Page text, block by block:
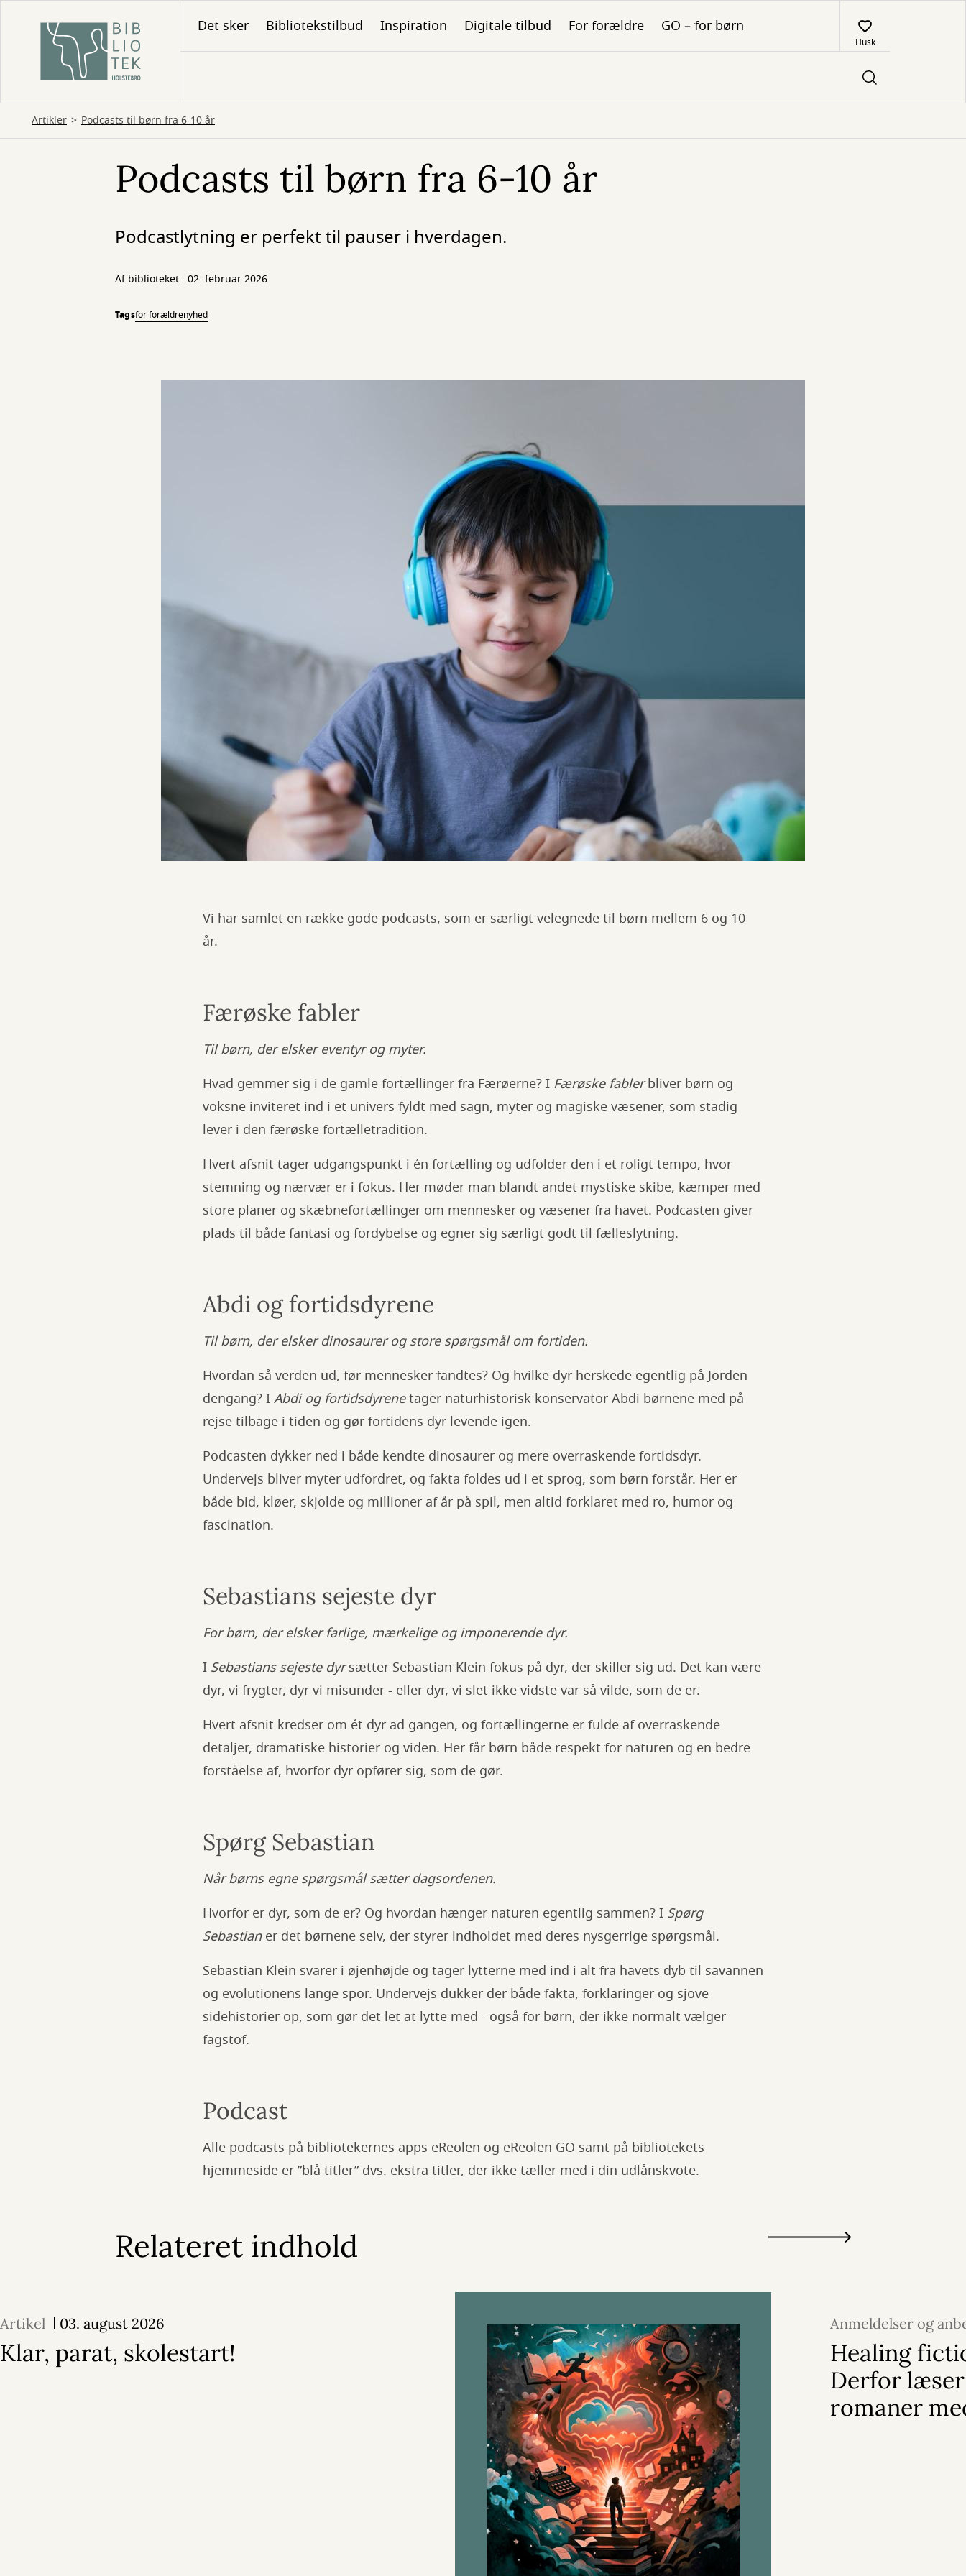
hovedindhold
Det sker Bibliotekstilbud Inspiration Digitale tilbud For forældre GO – for børn
Husk
Artikler Podcasts til børn fra 6-10 år
Podcasts til børn fra 6-10 år
Podcastlytning er perfekt til pauser i hverdagen.
Af biblioteket 02. februar 2026
Tagsfor forældrenyhed
Vi har samlet en række gode podcasts, som er særligt velegnede til børn mellem 6 og 10
år.
Færøske fabler
Til børn, der elsker eventyr og myter.
Hvad gemmer sig i de gamle fortællinger fra Færøerne? I Færøske fablerbliver børn og
voksne inviteret ind i et univers fyldt med sagn, myter og magiske væsener, som stadig
lever i den færøske fortælletradition.
Hvert afsnit tager udgangspunkt i én fortælling og udfolder den i et roligt tempo, hvor
stemning og nærvær er i fokus. Her møder man blandt andet mystiske skibe, kæmper med
store planer og skæbnefortællinger om mennesker og væsener fra havet. Podcasten giver
plads til både fantasi og fordybelse og egner sig særligt godt til fælleslytning.
Abdi og fortidsdyrene
Til børn, der elsker dinosaurer og store spørgsmål om fortiden.
Hvordan så verden ud, før mennesker fandtes? Og hvilke dyr herskede egentlig på Jorden
dengang? IAbdi og fortidsdyrenetager naturhistorisk konservator Abdi børnene med på
rejse tilbage i tiden og gør fortidens dyr levende igen.
Podcasten dykker ned i både kendte dinosaurer og mere overraskende fortidsdyr.
Undervejs bliver myter udfordret, og fakta foldes ud i et sprog, som børn forstår. Her er
både bid, kløer, skjolde og millioner af år på spil, men altid forklaret med ro, humor og
fascination.
Sebastians sejeste dyr
For børn, der elsker farlige, mærkelige og imponerende dyr.
I Sebastians sejeste dyrsætter Sebastian Klein fokus på dyr, der skiller sig ud. Det kan være
dyr, vi frygter, dyr vi misunder - eller dyr, vi slet ikke vidste var så vilde, som de er.
Hvert afsnit kredser om ét dyr ad gangen, og fortællingerne er fulde af overraskende
detaljer, dramatiske historier og viden. Her får børn både respekt for naturen og en bedre
forståelse af, hvorfor dyr opfører sig, som de gør.
Spørg Sebastian
Når børns egne spørgsmål sætter dagsordenen.
Hvorfor er dyr, som de er? Og hvordan hænger naturen egentlig sammen? I Spørg
Sebastianer det børnene selv, der styrer indholdet med deres nysgerrige spørgsmål.
Sebastian Klein svarer i øjenhøjde og tager lytterne med ind i alt fra havets dyb til savannen
og evolutionens lange spor. Undervejs dukker der både fakta, forklaringer og sjove
sidehistorier op, som gør det let at lytte med - også for børn, der ikke normalt vælger
fagstof.
Podcast
Alle podcasts på bibliotekernes apps eReolen og eReolen GO samt på bibliotekets
hjemmeside er ”blå titler” dvs. ekstra titler, der ikke tæller med i din udlånskvote.
Relateret indhold
Artikel 03. august 2026
Klar, parat, skolestart!
Anmeldelser og
juli 2026
Healing
Derfor
romaner